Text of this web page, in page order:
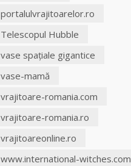
portalulvrajitoarelor.ro
Telescopul Hubble
vase spaţiale gigantice
vase-mamă
vrajitoare-romania.com
vrajitoare-romania.ro
vrajitoareonline.ro
www.international-witches.com